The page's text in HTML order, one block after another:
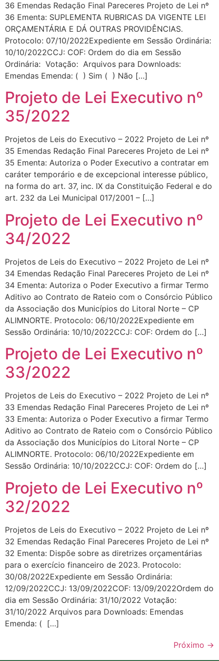
36 Emendas Redação Final Pareceres Projeto de Lei nº
36 Ementa: SUPLEMENTA RUBRICAS DA VIGENTE LEI
ORÇAMENTÁRIA E DÁ OUTRAS PROVIDÊNCIAS.
Protocolo: 07/10/2022Expediente em Sessão Ordinária:
10/10/2022CCJ: COF: Ordem do dia em Sessão
Ordinária: Votação: Arquivos para Downloads:
Emendas Emenda: ( ) Sim ( ) Não […]
Projeto de Lei Executivo nº
35/2022
Projetos de Leis do Executivo – 2022 Projeto de Lei nº
35 Emendas Redação Final Pareceres Projeto de Lei nº
35 Ementa: Autoriza o Poder Executivo a contratar em
caráter temporário e de excepcional interesse público,
na forma do art. 37, inc. IX da Constituição Federal e do
art. 232 da Lei Municipal 017/2001 – […]
Projeto de Lei Executivo nº
34/2022
Projetos de Leis do Executivo – 2022 Projeto de Lei nº
34 Emendas Redação Final Pareceres Projeto de Lei nº
34 Ementa: Autoriza o Poder Executivo a firmar Termo
Aditivo ao Contrato de Rateio com o Consórcio Público
da Associação dos Municípios do Litoral Norte – CP
ALIMNORTE. Protocolo: 06/10/2022Expediente em
Sessão Ordinária: 10/10/2022CCJ: COF: Ordem do […]
Projeto de Lei Executivo nº
33/2022
Projetos de Leis do Executivo – 2022 Projeto de Lei nº
33 Emendas Redação Final Pareceres Projeto de Lei nº
33 Ementa: Autoriza o Poder Executivo a firmar Termo
Aditivo ao Contrato de Rateio com o Consórcio Público
da Associação dos Municípios do Litoral Norte – CP
ALIMNORTE. Protocolo: 06/10/2022Expediente em
Sessão Ordinária: 10/10/2022CCJ: COF: Ordem do […]
Projeto de Lei Executivo nº
32/2022
Projetos de Leis do Executivo – 2022 Projeto de Lei nº
32 Emendas Redação Final Pareceres Projeto de Lei nº
32 Ementa: Dispõe sobre as diretrizes orçamentárias
para o exercício financeiro de 2023. Protocolo:
30/08/2022Expediente em Sessão Ordinária:
12/09/2022CCJ: 13/09/2022COF: 13/09/2022Ordem do
dia em Sessão Ordinária: 31/10/2022 Votação:
31/10/2022 Arquivos para Downloads: Emendas
Emenda: ( […]
Próximo →